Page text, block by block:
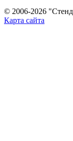
© 2006-2026
Карта сайта